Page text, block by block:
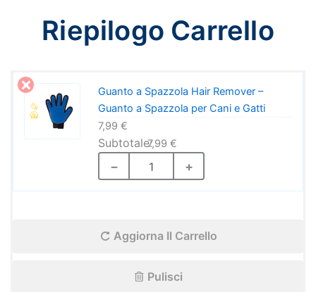
Riepilogo Carrello
Guanto a Spazzola Hair Remover –
Guanto a Spazzola per Cani e Gatti
7,99 €
− +
Guanto
Spazzola
per
7,99 €
Aggiorna Il Carrello
Pulisci